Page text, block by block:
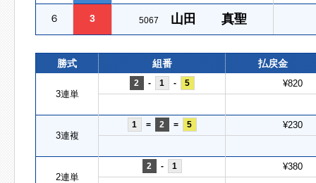
６ 3 5067 山田 真聖
勝式 組番 払戻金
3連単
2 - 1 - 5 ¥820
3連複
1 = 2 = 5 ¥230
2連単
2 - 1 ¥380